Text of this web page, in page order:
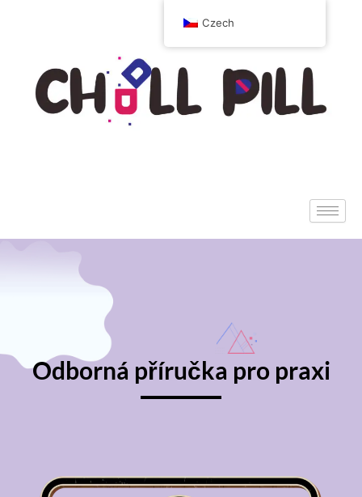
Odborná příručka pro praxi
Czech